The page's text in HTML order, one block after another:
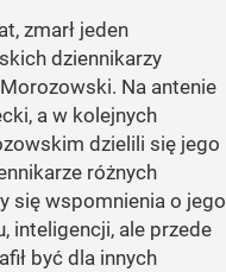
zmarł jeden
dziennikarzy
Na antenie
a w kolejnych
dzielili się jego
różnych
się wspomnienia o jego
inteligencji, ale przede
być dla innych